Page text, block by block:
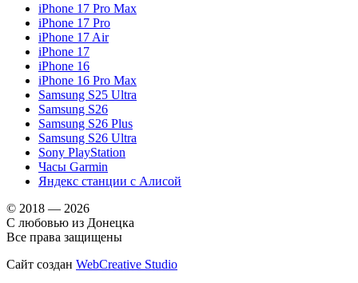
iPhone 17 Pro Max
iPhone 17 Pro
iPhone 17 Air
iPhone 17
iPhone 16
iPhone 16 Pro Max
Samsung S25 Ultra
Samsung S26
Samsung S26 Plus
Samsung S26 Ultra
Sony PlayStation
Часы Garmin
Яндекс станции с Алисой
© 2018 — 2026
С любовью из Донецка
Все права защищены
Сайт создан WebCreative Studio